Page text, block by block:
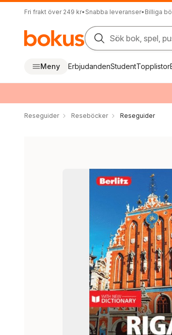
Fri frakt över 249 kr• Snabba leveranser• Billiga
Sök bok, spel,
Meny ErbjudandenStudentTopplistor
Reseguider Reseböcker Reseguider